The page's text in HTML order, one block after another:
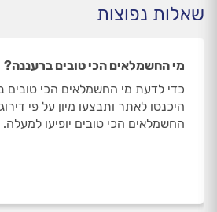
שאלות נפוצות
מי החשמלאים הכי טובים ברעננה?
כדי לדעת מי החשמלאים הכי טובים
היכנסו לאתר ותבצעו מיון על פי
החשמלאים הכי טובים יופיעו למעלה.